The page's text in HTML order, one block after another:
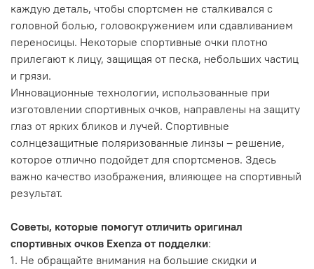
каждую деталь, чтобы спортсмен не сталкивался с
головной болью, головокружением или сдавливанием
переносицы. Некоторые спортивные очки плотно
прилегают к лицу, защищая от песка, небольших частиц
и грязи.
Инновационные технологии, использованные при
изготовлении спортивных очков, направлены на защиту
глаз от ярких бликов и лучей. Спортивные
солнцезащитные поляризованные линзы – решение,
которое отлично подойдет для спортсменов. Здесь
важно качество изображения, влияющее на спортивный
результат.
Советы, которые помогут отличить оригинал
спортивных очков Exenza от подделки:
1. Не обращайте внимания на большие скидки и